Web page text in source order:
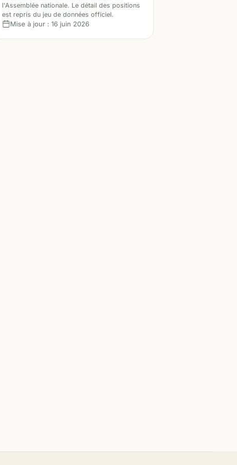
l'Assemblée nationale. Le détail des positions
est repris du jeu de données officiel.
Mise à jour : 16 juin 2026